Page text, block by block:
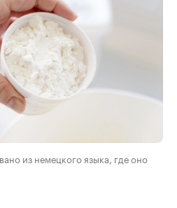
из немецкого языка, где оно